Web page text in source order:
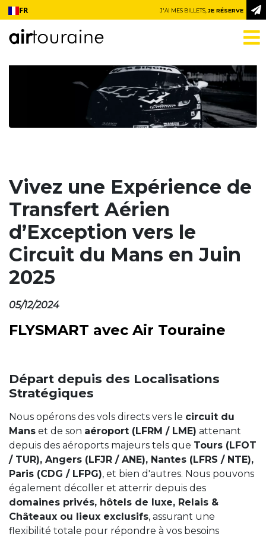
Aller au contenu
FR J'AI MES BILLETS,JE RÉSERVE
Vivez une Expérience de
Transfert Aérien
d’Exception vers le
Circuit du Mans en Juin
2025
05/12/2024
FLYSMART avec Air Touraine
Départ depuis des Localisations
Stratégiques
Nous opérons des vols directs vers le circuit du
Mans et de son aéroport (LFRM / LME) attenant
depuis des aéroports majeurs tels que Tours (LFOT
/ TUR), Angers (LFJR / ANE), Nantes (LFRS / NTE),
Paris (CDG / LFPG), et bien d'autres. Nous pouvons
également décoller et atterrir depuis des
domaines privés, hôtels de luxe, Relais &
Châteaux ou lieux exclusifs, assurant une
flexibilité totale pour répondre à vos besoins